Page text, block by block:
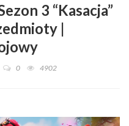
3 “Kasacja”
|
0 4902